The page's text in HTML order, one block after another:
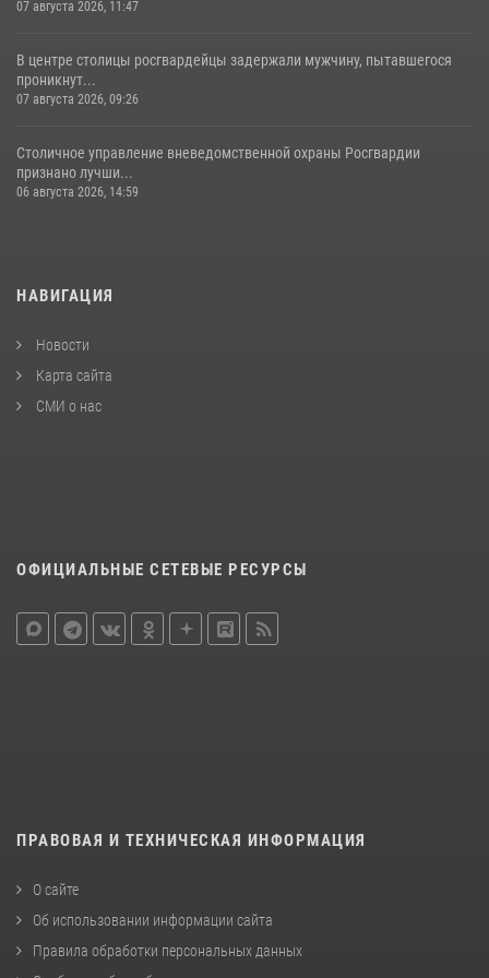
07 августа 2026, 11:47
В центре столицы росгвардейцы задержали мужчину, пытавшегося
проникнут...
07 августа 2026, 09:26
Столичное управление вневедомственной охраны Росгвардии
признано лучши...
06 августа 2026, 14:59
НАВИГАЦИЯ
Новости
Карта сайта
СМИ о нас
ОФИЦИАЛЬНЫЕ СЕТЕВЫЕ РЕСУРСЫ
ПРАВОВАЯ И ТЕХНИЧЕСКАЯ ИНФОРМАЦИЯ
О сайте
Об использовании информации сайта
Правила обработки персональных данных